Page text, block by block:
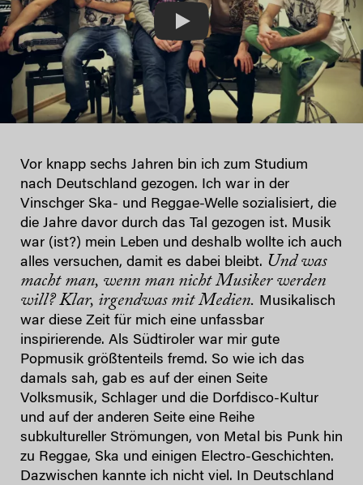
Vor knapp sechs Jahren bin ich zum Studium
nach Deutschland gezogen. Ich war in der
Vinschger Ska- und Reggae-Welle sozialisiert, die
die Jahre davor durch das Tal gezogen ist. Musik
war (ist?) mein Leben und deshalb wollte ich auch
alles versuchen, damit es dabei bleibt. Und was
macht man, wenn man nicht Musiker werden
will? Klar, irgendwas mit Medien. Musikalisch
war diese Zeit für mich eine unfassbar
inspirierende. Als Südtiroler war mir gute
Popmusik größtenteils fremd. So wie ich das
damals sah, gab es auf der einen Seite
Volksmusik, Schlager und die Dorfdisco-Kultur
und auf der anderen Seite eine Reihe
subkultureller Strömungen, von Metal bis Punk hin
zu Reggae, Ska und einigen Electro-Geschichten.
Dazwischen kannte ich nicht viel. In Deutschland